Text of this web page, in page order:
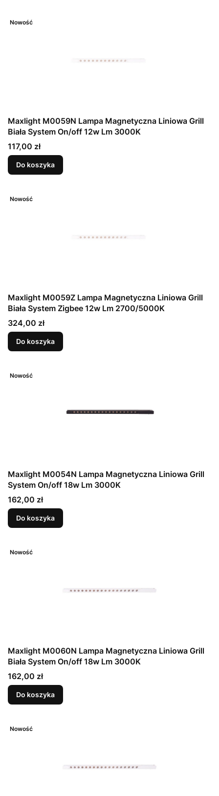
Nowość
Maxlight M0059N Lampa Magnetyczna Liniowa Grill
Biała System On/off 12w Lm 3000K
Cena
117,00 zł
Do koszyka
Nowość
Maxlight M0059Z Lampa Magnetyczna Liniowa Grill
Biała System Zigbee 12w Lm 2700/5000K
Cena
324,00 zł
Do koszyka
Nowość
Maxlight M0054N Lampa Magnetyczna Liniowa Grill
System On/off 18w Lm 3000K
Cena
162,00 zł
Do koszyka
Nowość
Maxlight M0060N Lampa Magnetyczna Liniowa Grill
Biała System On/off 18w Lm 3000K
Cena
162,00 zł
Do koszyka
Nowość